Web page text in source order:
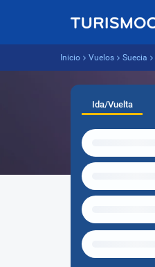
Inicio Vuelos Suecia
Ida/Vuelta